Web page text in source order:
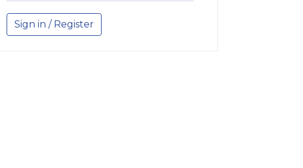
Sign in / Register